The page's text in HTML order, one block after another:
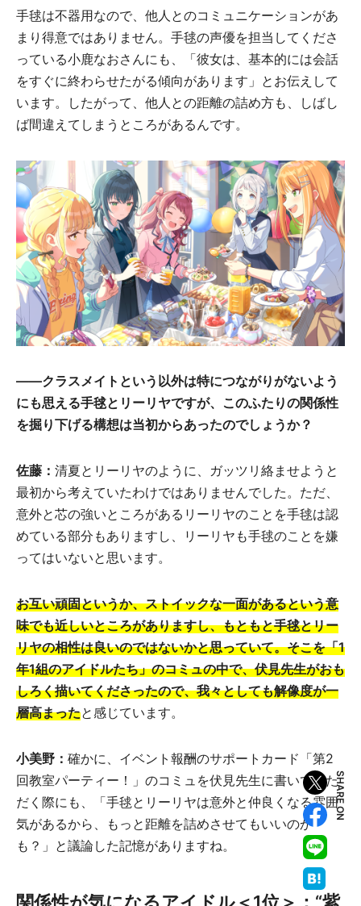
手毬は不器用なので、他人とのコミュニケーションがあ
まり得意ではありません。手毬の声優を担当してくださ
っている小鹿なおさんにも、「彼女は、基本的には会話
をすぐに終わらせたがる傾向があります」とお伝えして
います。したがって、他人との距離の詰め方も、しばし
ば間違えてしまうところがあるんです。
――クラスメイトという以外は特につながりがないよう
にも思える手毬とリーリヤですが、このふたりの関係性
を掘り下げる構想は当初からあったのでしょうか？
佐藤： 清夏とリーリヤのように、ガッツリ絡ませようと
最初から考えていたわけではありませんでした。ただ、
意外と芯の強いところがあるリーリヤのことを手毬は認
めている部分もありますし、リーリヤも手毬のことを嫌
ってはいないと思います。
お互い頑固というか、ストイックな一面があるという意
味でも近しいところがありますし、もともと手毬とリー
リヤの相性は良いのではないかと思っていて。そこを「1
年1組のアイドルたち」のコミュの中で、伏見先生がおも
しろく描いてくださったので、我々としても解像度が一
層高まったと感じています。
小美野： 確かに、イベント報酬のサポートカード「第2
回教室パーティー！」のコミュを伏見先生に書いていた
だく際にも、「手毬とリーリヤは意外と仲良くなる雰囲
気があるから、もっと距離を詰めさせてもいいのか
も？」と議論した記憶がありますね。
関係性が気になるアイドル＜1位＞：“紫
SHARE ON